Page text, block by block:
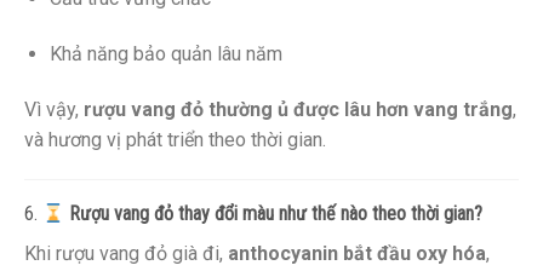
Khả năng bảo quản lâu năm
Vì vậy, rượu vang đỏ thường ủ được lâu hơn vang trắng,
và hương vị phát triển theo thời gian.
6.
Rượu vang đỏ thay đổi màu như thế nào theo thời gian?
Khi rượu vang đỏ già đi, anthocyanin bắt đầu oxy hóa,